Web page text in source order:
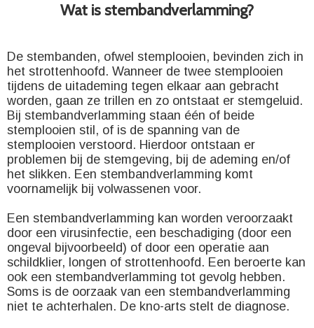
Wat is stembandverlamming?
De stembanden, ofwel stemplooien, bevinden zich in
het strottenhoofd. Wanneer de twee stemplooien
tijdens de uitademing tegen elkaar aan gebracht
worden, gaan ze trillen en zo ontstaat er stemgeluid.
Bij stembandverlamming staan één of beide
stemplooien stil, of is de spanning van de
stemplooien verstoord. Hierdoor ontstaan er
problemen bij de stemgeving, bij de ademing en/of
het slikken. Een stembandverlamming komt
voornamelijk bij volwassenen voor.
Een stembandverlamming kan worden veroorzaakt
door een virusinfectie, een beschadiging (door een
ongeval bijvoorbeeld) of door een operatie aan
schildklier, longen of strottenhoofd. Een beroerte kan
ook een stembandverlamming tot gevolg hebben.
Soms is de oorzaak van een stembandverlamming
niet te achterhalen. De kno-arts stelt de diagnose.